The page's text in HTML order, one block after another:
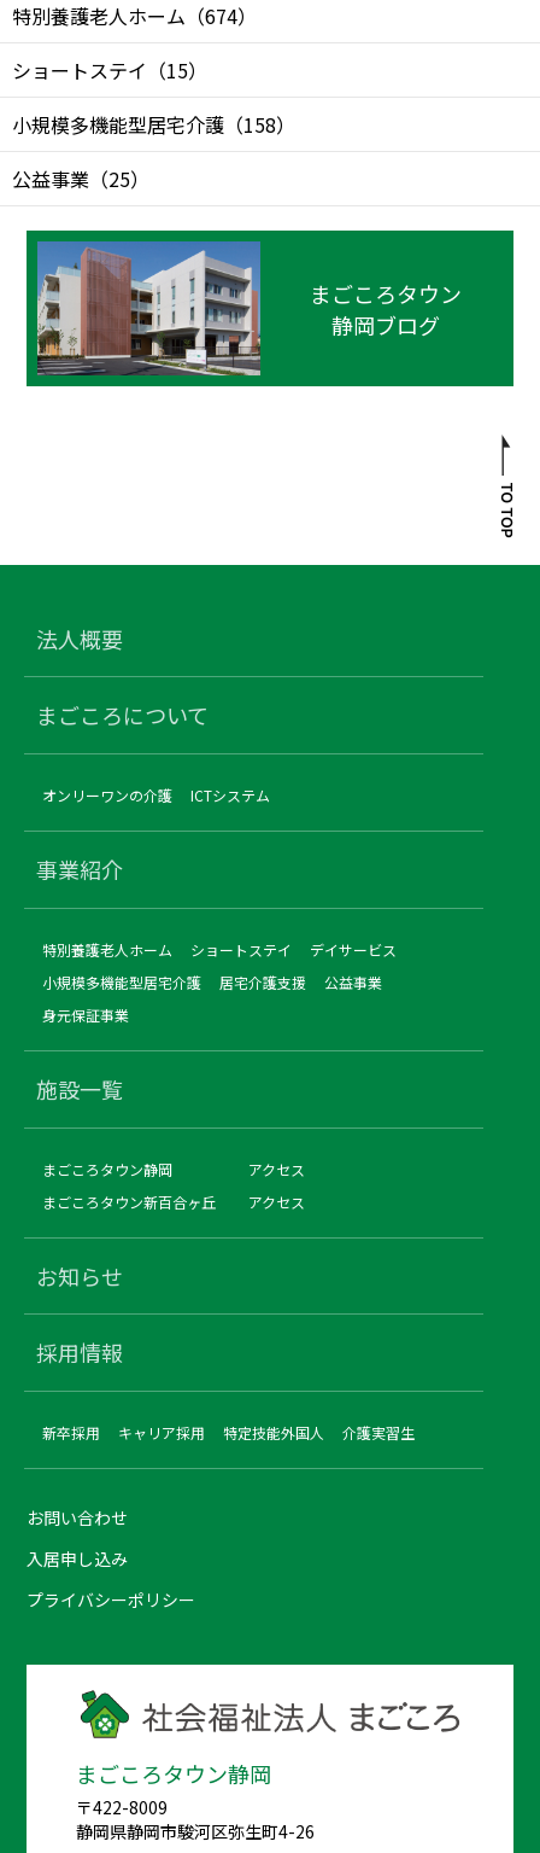
特別養護老人ホーム （674）
ショートステイ （15）
小規模多機能型居宅介護 （158）
公益事業 （25）
まごころタウン
静岡ブログ
法人概要
まごころについて
オンリーワンの介護 ICTシステム
事業紹介
特別養護老人ホーム ショートステイ
デイサービス
小規模多機能型居宅介護
居宅介護支援
公益事業
身元保証事業
施設一覧
まごころタウン静岡
アクセス
まごころタウン新百合ヶ丘
アクセス
お知らせ
採用情報
新卒採用 キャリア採用 特定技能外国人 介護実習生
お問い合わせ
入居申し込み
プライバシーポリシー
まごころタウン静岡
〒422-8009
静岡県静岡市駿河区弥生町4-26